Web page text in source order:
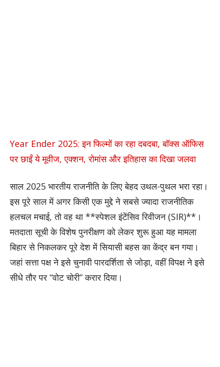
Year Ender 2025: इन फिल्मों का रहा दबदबा, बॉक्स ऑफिस
पर छाईं ये मूवीज, एक्शन, रोमांस और इतिहास का दिखा जलवा
साल 2025 भारतीय राजनीति के लिए बेहद उथल-पुथल भरा रहा।
इस पूरे साल में अगर किसी एक मुद्दे ने सबसे ज्यादा राजनीतिक
हलचल मचाई, तो वह था **स्पेशल इंटेंसिव रिवीजन (SIR)**।
मतदाता सूची के विशेष पुनरीक्षण को लेकर शुरू हुआ यह मामला
बिहार से निकलकर पूरे देश में सियासी बहस का केंद्र बन गया।
जहां सत्ता पक्ष ने इसे चुनावी पारदर्शिता से जोड़ा, वहीं विपक्ष ने इसे
सीधे तौर पर “वोट चोरी” करार दिया।